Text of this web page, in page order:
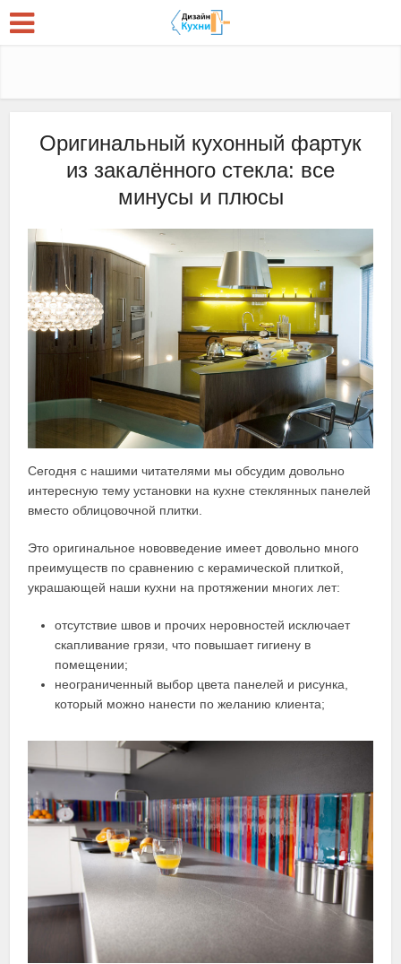
Оригинальный кухонный фартук
из закалённого стекла: все
минусы и плюсы
Сегодня с нашими читателями мы обсудим довольно
интересную тему установки на кухне стеклянных панелей
вместо облицовочной плитки.
Это оригинальное нововведение имеет довольно много
преимуществ по сравнению с керамической плиткой,
украшающей наши кухни на протяжении многих лет:
отсутствие швов и прочих неровностей исключает
скапливание грязи, что повышает гигиену в
помещении;
неограниченный выбор цвета панелей и рисунка,
который можно нанести по желанию клиента;